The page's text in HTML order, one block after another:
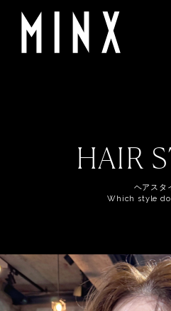
HAIR
ヘアスタ
Which style